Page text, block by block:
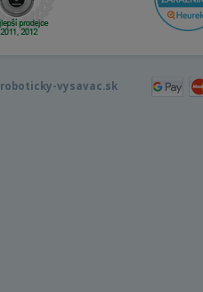
roboticky-vysavac.sk